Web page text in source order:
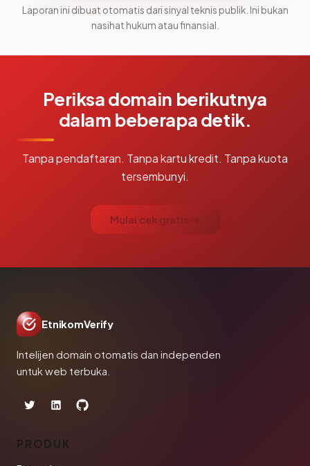
Laporan ini dibuat otomatis dari sinyal teknis publik. Ini bukan
nasihat hukum atau finansial.
Periksa domain berikutnya
dalam beberapa detik.
Tanpa pendaftaran. Tanpa kartu kredit. Tanpa kuota
tersembunyi.
Mulai cek gratis →
EtnikomVerify
Intelijen domain otomatis dan independen
untuk web terbuka.
PRODUK